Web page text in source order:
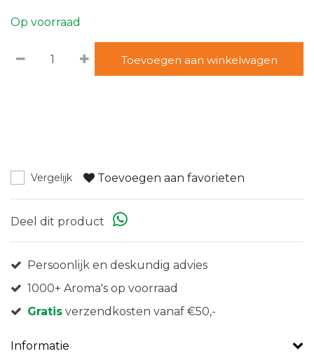
Op voorraad
Toevoegen aan winkelwagen
Vergelijk Toevoegen aan favorieten
Deel dit product
Persoonlijk en deskundig advies
1000+ Aroma's op voorraad
Gratis verzendkosten vanaf €50,-
Informatie